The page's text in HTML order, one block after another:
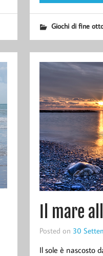
Giochi di fine
Il mare
Posted on 30
Il sole è nascosto